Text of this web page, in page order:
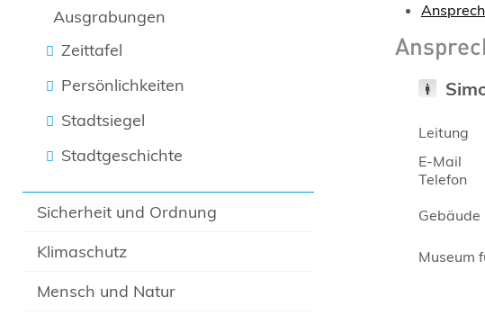
Ausgrabungen
Zeittafel
Persönlichkeiten
Stadtsiegel
Stadtgeschichte
Sicherheit und Ordnung
Klimaschutz
Mensch und Natur
Leitung
E-Mail
Telefon
Gebäude
Museum